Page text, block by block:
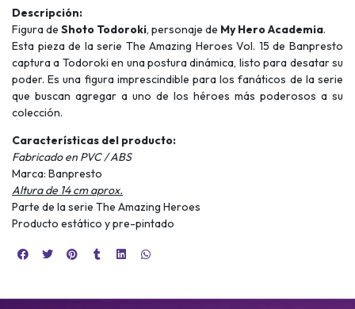
Descripción:
Figura de Shoto Todoroki, personaje de My Hero Academia.
Esta pieza de la serie The Amazing Heroes Vol. 15 de Banpresto
captura a Todoroki en una postura dinámica, listo para desatar su
poder. Es una figura imprescindible para los fanáticos de la serie
que buscan agregar a uno de los héroes más poderosos a su
colección.
Características del producto:
Fabricado en PVC / ABS
Marca: Banpresto
Altura de 14 cm aprox.
Parte de la serie The Amazing Heroes
Producto estático y pre-pintado